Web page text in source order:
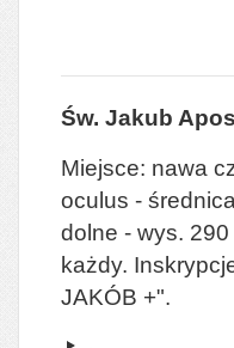
Św. Jakub
Miejsce: nawa
oculus -
dolne - wys.
każdy.
JAKÓB +".